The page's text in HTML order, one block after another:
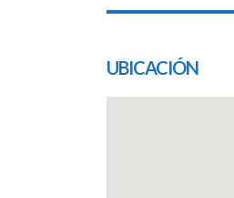
UBICACIÓN